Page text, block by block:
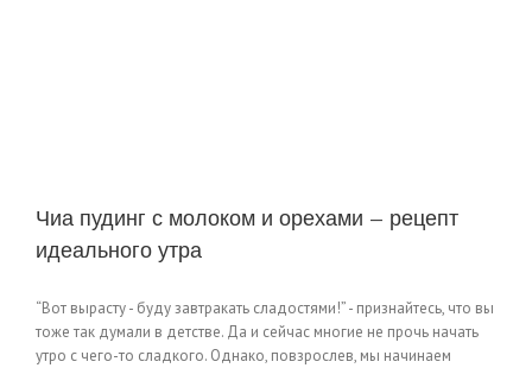
Чиа пудинг с молоком и орехами — рецепт
идеального утра
“Вот вырасту - буду завтракать сладостями!” - признайтесь, что вы
тоже так думали в детстве. Да и сейчас многие не прочь начать
утро с чего-то сладкого. Однако, повзрослев, мы начинаем